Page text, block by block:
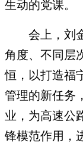
生动的党课。
会上，刘
角度、不同层
恒，以打造福
管理的新任务
业，为高速公
锋模范作用，